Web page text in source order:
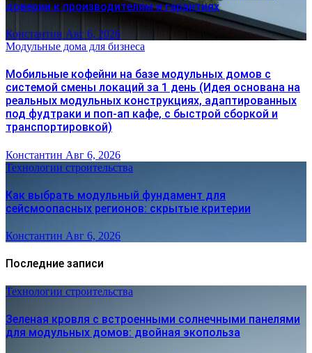
доверии к производителям и гарантиях
Константин Авг 6, 2026
Модульные дома для бизнеса
Мобильные кофейни на базе модульных домов с
системой смены локаций за 1 день (Идея основана на
реальных модульных конструкциях, адаптированных
под фудтраки и поп-ап кафе, с быстрой сборкой и
транспортировкой)
Константин Авг 6, 2026
Технологии строительства
Как выбрать модульный фундамент для
сейсмоопасных регионов: скрытые критерии
Константин Авг 6, 2026
Последние записи
Технологии строительства
Зеленая кровля с встроенными солнечными панелями
для модульных домов: двойная экопольза